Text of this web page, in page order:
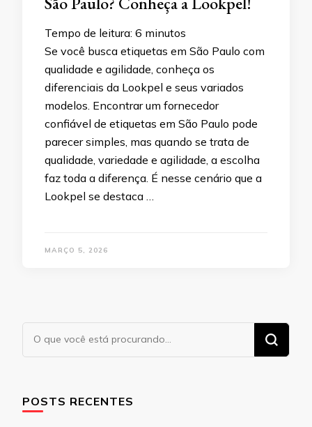
Tempo de leitura: 6 minutos
Se você busca etiquetas em São Paulo com
qualidade e agilidade, conheça os
diferenciais da Lookpel e seus variados
modelos. Encontrar um fornecedor
confiável de etiquetas em São Paulo pode
parecer simples, mas quando se trata de
qualidade, variedade e agilidade, a escolha
faz toda a diferença. É nesse cenário que a
Lookpel se destaca …
MARÇO 5, 2026
Procurando
algo?
POSTS RECENTES